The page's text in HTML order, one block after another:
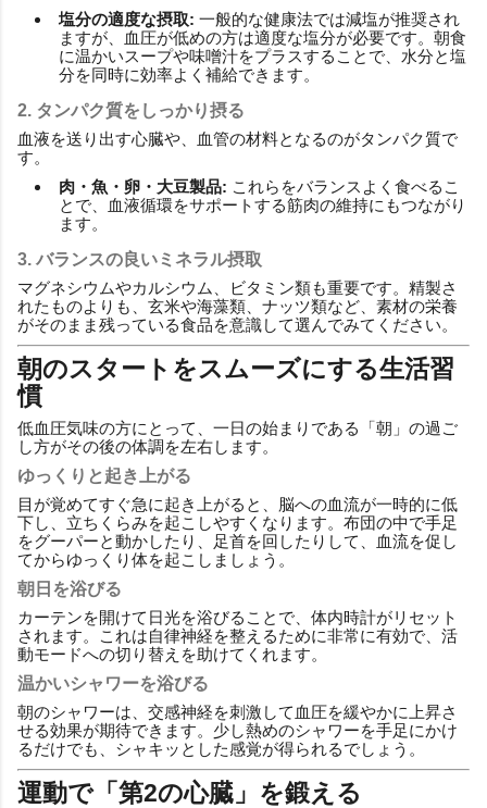
塩分の適度な摂取: 一般的な健康法では減塩が推奨され
ますが、血圧が低めの方は適度な塩分が必要です。朝食
に温かいスープや味噌汁をプラスすることで、水分と塩
分を同時に効率よく補給できます。
2. タンパク質をしっかり摂る
血液を送り出す心臓や、血管の材料となるのがタンパク質で
す。
肉・魚・卵・大豆製品: これらをバランスよく食べるこ
とで、血液循環をサポートする筋肉の維持にもつながり
ます。
3. バランスの良いミネラル摂取
マグネシウムやカルシウム、ビタミン類も重要です。精製さ
れたものよりも、玄米や海藻類、ナッツ類など、素材の栄養
がそのまま残っている食品を意識して選んでみてください。
朝のスタートをスムーズにする生活習
慣
低血圧気味の方にとって、一日の始まりである「朝」の過ご
し方がその後の体調を左右します。
ゆっくりと起き上がる
目が覚めてすぐ急に起き上がると、脳への血流が一時的に低
下し、立ちくらみを起こしやすくなります。布団の中で手足
をグーパーと動かしたり、足首を回したりして、血流を促し
てからゆっくり体を起こしましょう。
朝日を浴びる
カーテンを開けて日光を浴びることで、体内時計がリセット
されます。これは自律神経を整えるために非常に有効で、活
動モードへの切り替えを助けてくれます。
温かいシャワーを浴びる
朝のシャワーは、交感神経を刺激して血圧を緩やかに上昇さ
せる効果が期待できます。少し熱めのシャワーを手足にかけ
るだけでも、シャキッとした感覚が得られるでしょう。
運動で「第2の心臓」を鍛える